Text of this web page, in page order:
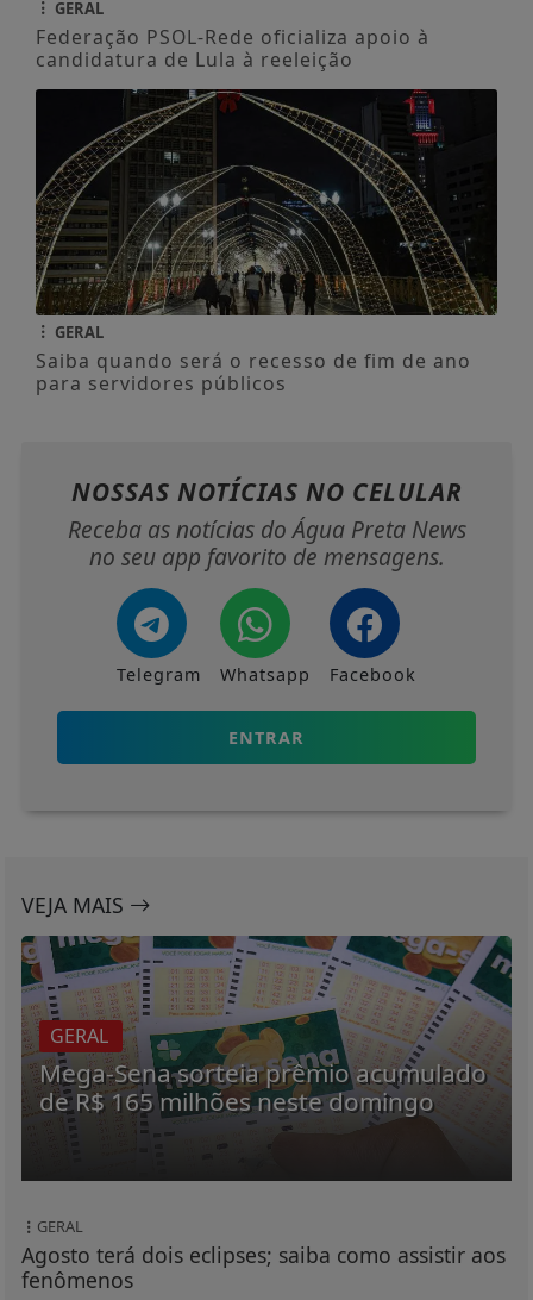
GERAL
Federação PSOL-Rede oficializa apoio à
candidatura de Lula à reeleição
GERAL
Saiba quando será o recesso de fim de ano
para servidores públicos
NOSSAS NOTÍCIAS NO CELULAR
Receba as notícias do Água Preta News
no seu app favorito de mensagens.
Telegram Whatsapp Facebook
ENTRAR
VEJA MAIS
GERAL
Mega-Sena sorteia prêmio acumulado
de R$ 165 milhões neste domingo
GERAL
Agosto terá dois eclipses; saiba como assistir aos
fenômenos